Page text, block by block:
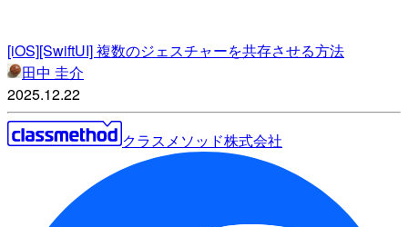
[iOS][SwiftUI] 複数のジェスチャーを共存させる方法
田中 圭介
2025.12.22
クラスメソッド株式会社